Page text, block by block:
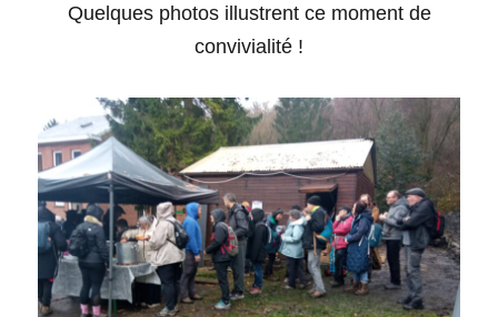
Quelques photos illustrent ce moment de
convivialité !